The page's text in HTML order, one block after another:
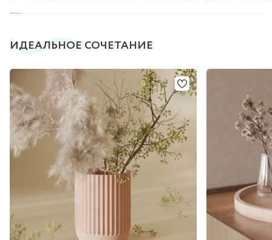
ИДЕАЛЬНОЕ СОЧЕТАНИЕ